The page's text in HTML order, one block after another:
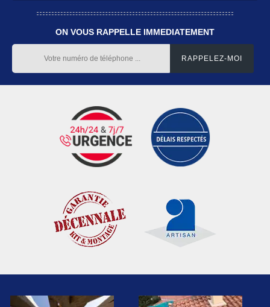
ON VOUS RAPPELLE IMMEDIATEMENT